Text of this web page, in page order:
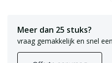
Meer dan 25 stuks?
vraag gemakkelijk en snel